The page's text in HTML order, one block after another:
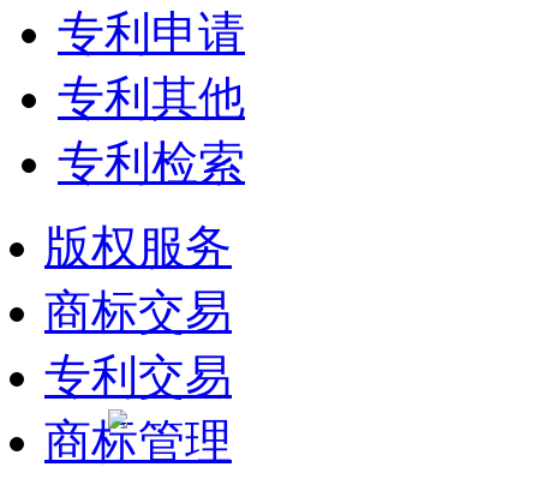
专利申请
专利其他
专利检索
版权服务
商标交易
专利交易
商标管理